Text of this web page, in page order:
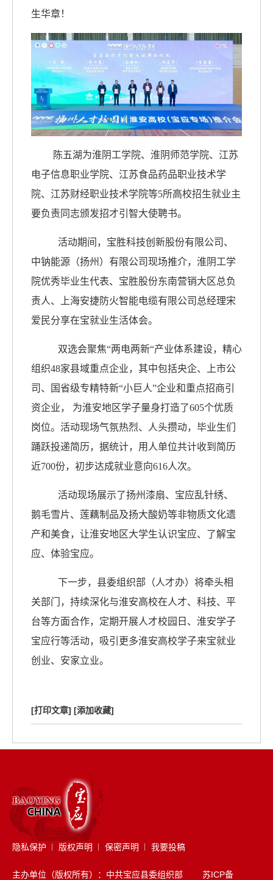
生华章！
陈五湖为淮阴工学院、淮阴师范学院、江苏
电子信息职业学院、江苏食品药品职业技术学
院、江苏财经职业技术学院等5所高校招生就业主
要负责同志颁发招才引智大使聘书。
活动期间，宝胜科技创新股份有限公司、
中钠能源（扬州）有限公司现场推介，淮阴工学
院优秀毕业生代表、宝胜股份东南营销大区总负
责人、上海安捷防火智能电缆有限公司总经理宋
爱民分享在宝就业生活体会。
双选会聚焦“两电两新“产业体系建设，精心
组织48家县域重点企业，其中包括央企、上市公
司、国省级专精特新“小巨人”企业和重点招商引
资企业， 为淮安地区学子量身打造了605个优质
岗位。活动现场气氛热烈、人头攒动，毕业生们
踊跃投递简历，据统计，用人单位共计收到简历
近700份，初步达成就业意向616人次。
活动现场展示了扬州漆扇、宝应乱针绣、
鹅毛雪片、莲藕制品及扬大酸奶等非物质文化遗
产和美食，让淮安地区大学生认识宝应、了解宝
应、体验宝应。
下一步，县委组织部（人才办）将牵头相
关部门，持续深化与淮安高校在人才、科技、平
台等方面合作，定期开展人才校园日、淮安学子
宝应行等活动，吸引更多淮安高校学子来宝就业
创业、安家立业。
[打印文章] [添加收藏]
隐私保护 版权声明 保密声明 我要投稿
主办单位（版权所有）：中共宝应县委组织部 苏ICP备